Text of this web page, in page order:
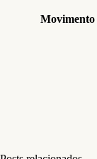
Movimento